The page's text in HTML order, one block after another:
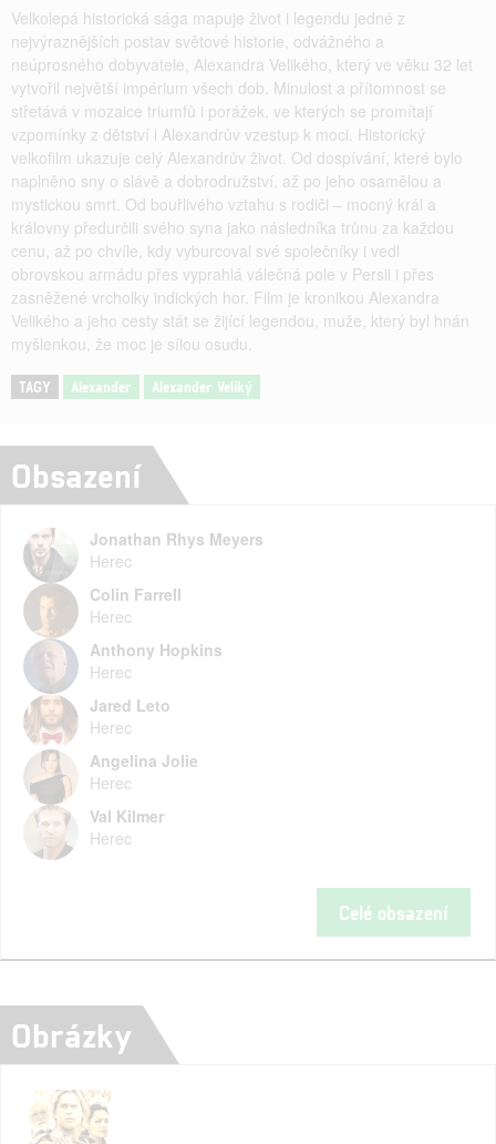
Velkolepá historická sága mapuje život i legendu jedné z
nejvýraznějších postav světové historie, odvážného a
neúprosného dobyvatele, Alexandra Velikého, který ve věku 32 let
vytvořil největší impérium všech dob. Minulost a přítomnost se
střetává v mozaice triumfů i porážek, ve kterých se promítají
vzpomínky z dětství i Alexandrův vzestup k moci. Historický
velkofilm ukazuje celý Alexandrův život. Od dospívání, které bylo
naplněno sny o slávě a dobrodružství, až po jeho osamělou a
mystickou smrt. Od bouřlivého vztahu s rodiči – mocný král a
královny předurčili svého syna jako následníka trůnu za každou
cenu, až po chvíle, kdy vyburcoval své společníky i vedl
obrovskou armádu přes vyprahlá válečná pole v Persii i přes
zasněžené vrcholky indických hor. Film je kronikou Alexandra
Velikého a jeho cesty stát se žijící legendou, muže, který byl hnán
myšlenkou, že moc je sílou osudu.
TAGY Alexander Alexander Veliký
Obsazení
Jonathan Rhys Meyers
Herec
Colin Farrell
Herec
Anthony Hopkins
Herec
Jared Leto
Herec
Angelina Jolie
Herec
Val Kilmer
Herec
Celé obsazení
Obrázky